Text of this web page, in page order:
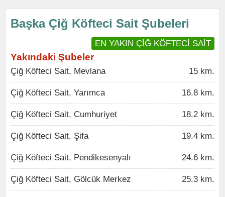
Başka Çiğ Köfteci Sait Şubeleri
EN YAKIN ÇİĞ KÖFTECİ SAİT
Yakındaki Şubeler
Çiğ Köfteci Sait, Mevlana 15 km.
Çiğ Köfteci Sait, Yarımca 16.8 km.
Çiğ Köfteci Sait, Cumhuriyet 18.2 km.
Çiğ Köfteci Sait, Şifa 19.4 km.
Çiğ Köfteci Sait, Pendikesenyalı 24.6 km.
Çiğ Köfteci Sait, Gölcük Merkez 25.3 km.